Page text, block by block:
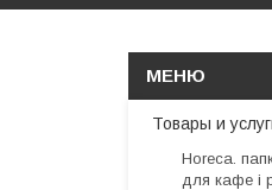
Товары и
Horeca.
для кафе і